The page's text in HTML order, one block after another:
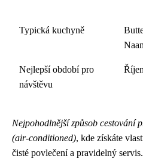
Typická kuchyně
Naan
Nejlepší období pro
návštěvu
Nejpohodlnější způsob cestování
(air-conditioned), kde získáte
čisté povlečení a pravidelný